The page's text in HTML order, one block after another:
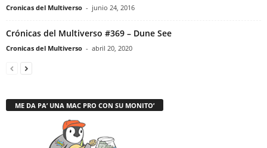
Cronicas del Multiverso - junio 24, 2016
Crónicas del Multiverso #369 – Dune See
Cronicas del Multiverso - abril 20, 2020
ME DA PA’ UNA MAC PRO CON SU MONITO’